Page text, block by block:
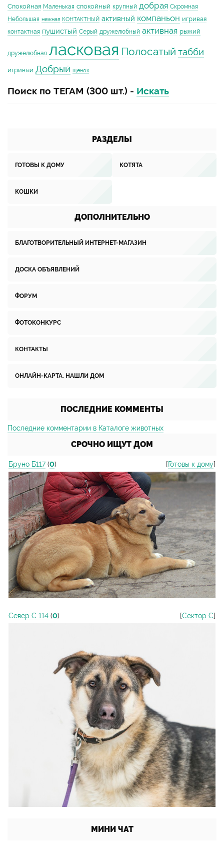
Спокойная Маленькая спокойный крупный добрая Скромная
Небольшая нежная КОНТАКТНЫЙ активный компаньон игривая
контактная пушистый Серый дружелюбный активная рыжий
дружелюбная ласковая Полосатый табби
игривый Добрый щенок
Поиск по ТЕГАМ (300 шт.) - Искать
РАЗДЕЛЫ
ГОТОВЫ К ДОМУ КОТЯТА
КОШКИ
ДОПОЛНИТЕЛЬНО
БЛАГОТВОРИТЕЛЬНЫЙ ИНТЕРНЕТ-МАГАЗИН
ДОСКА ОБЪЯВЛЕНИЙ
ФОРУМ
ФОТОКОНКУРС
КОНТАКТЫ
ОНЛАЙН-КАРТА. НАШЛИ ДОМ
ПОСЛЕДНИЕ КОММЕНТЫ
Последние комментарии в Каталоге животных
СРОЧНО ИЩУТ ДОМ
Бруно Б117 (0) [Готовы к дому]
Север С 114 (0) [Сектор С]
МИНИ ЧАТ